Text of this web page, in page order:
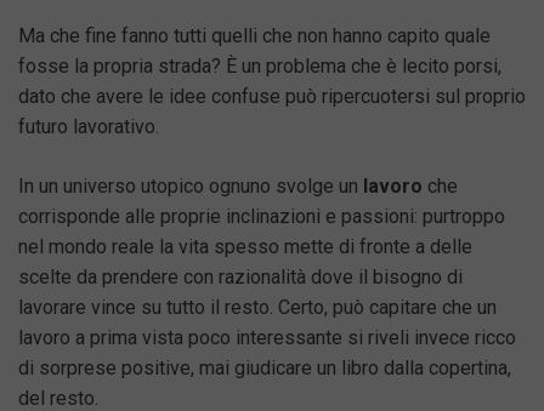
Ma che fine fanno tutti quelli che non hanno capito quale
fosse la propria strada? È un problema che è lecito porsi,
dato che avere le idee confuse può ripercuotersi sul proprio
futuro lavorativo.
In un universo utopico ognuno svolge un lavoro che
corrisponde alle proprie inclinazioni e passioni: purtroppo
nel mondo reale la vita spesso mette di fronte a delle
scelte da prendere con razionalità dove il bisogno di
lavorare vince su tutto il resto. Certo, può capitare che un
lavoro a prima vista poco interessante si riveli invece ricco
di sorprese positive, mai giudicare un libro dalla copertina,
del resto.